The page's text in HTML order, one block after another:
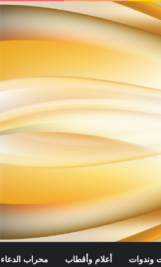
وندوات أعلام وأقطاب محراب الدعاء